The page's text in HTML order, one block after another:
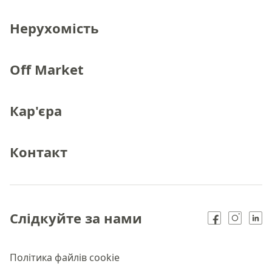
Нерухомість
Off Market
Кар'єра
Контакт
Політика файлів cookie
Слідкуйте за нами